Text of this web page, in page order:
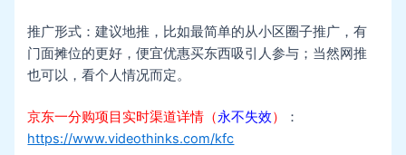
推广形式：建议地推，比如最简单的从小区圈子推广，有
门面摊位的更好，便宜优惠买东西吸引人参与；当然网推
也可以，看个人情况而定。
京东一分购项目实时渠道详情（永不失效）
：
https://www.videothinks.com/kfc